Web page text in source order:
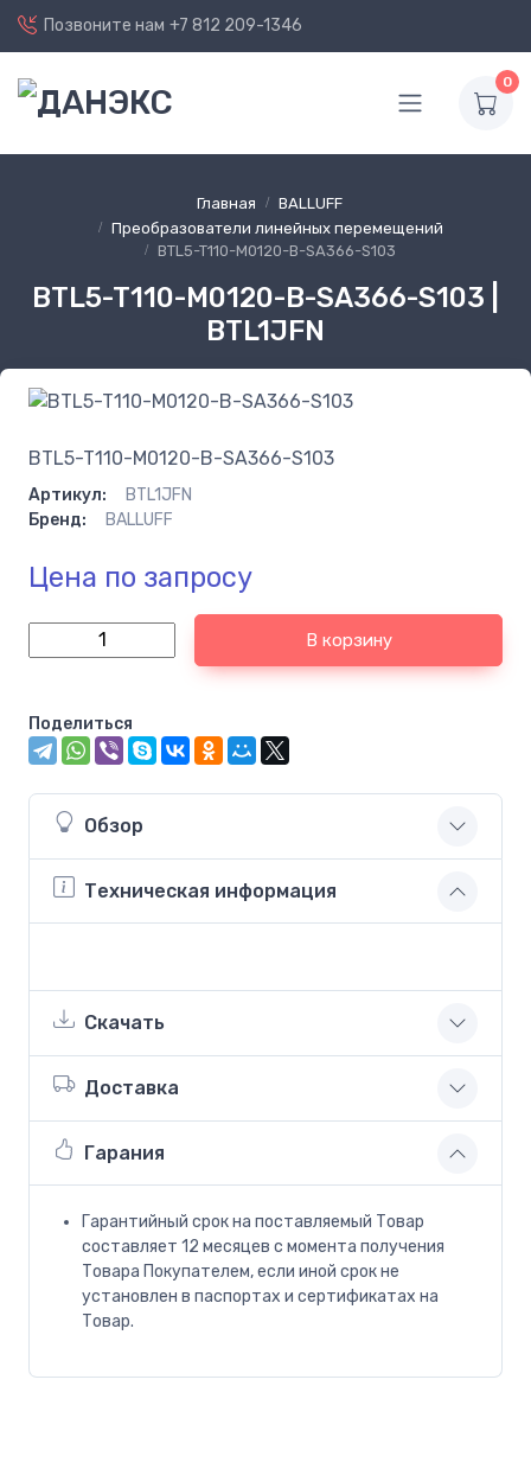
Позвоните нам +7 812 209-1346
0
Главная
BALLUFF
Преобразователи линейных перемещений
BTL5-T110-M0120-B-SA366-S103
BTL5-T110-M0120-B-SA366-S103 |
BTL1JFN
BTL5-T110-M0120-B-SA366-S103
Артикул:
BTL1JFN
Бренд:
BALLUFF
Цена по запросу
В корзину
Поделиться
Обзор
Техническая информация
Скачать
Доставка
Гарания
Гарантийный срок на поставляемый Товар
составляет 12 месяцев с момента получения
Товара Покупателем, если иной срок не
установлен в паспортах и сертификатах на
Товар.